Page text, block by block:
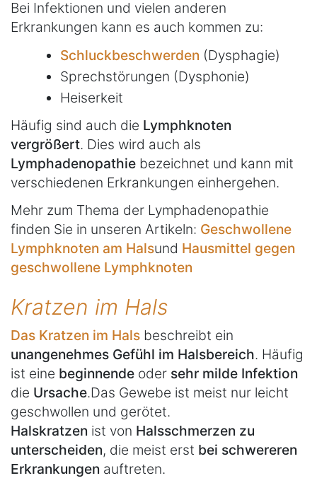
Bei Infektionen und vielen anderen
Erkrankungen kann es auch kommen zu:
Schluckbeschwerden (Dysphagie)
Sprechstörungen (Dysphonie)
Heiserkeit
Häufig sind auch die Lymphknoten
vergrößert. Dies wird auch als
Lymphadenopathie bezeichnet und kann mit
verschiedenen Erkrankungen einhergehen.
Mehr zum Thema der Lymphadenopathie
finden Sie in unseren Artikeln: Geschwollene
Lymphknoten am Halsund Hausmittel gegen
geschwollene Lymphknoten
Kratzen im Hals
Das Kratzen im Hals beschreibt ein
unangenehmes Gefühl im Halsbereich. Häufig
ist eine beginnende oder sehr milde Infektion
die Ursache.Das Gewebe ist meist nur leicht
geschwollen und gerötet.
Halskratzen ist von Halsschmerzen zu
unterscheiden, die meist erst bei schwereren
Erkrankungen auftreten.